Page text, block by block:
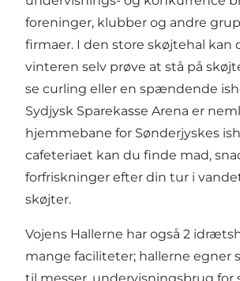
foreninger, klubber og andre
firmaer. I den store skøjtehal kan
vinteren selv prøve at stå på
se curling eller en spændende
Sydjysk Sparekasse Arena er
hjemmebane for Sønderjyskes
cafeteriaet kan du finde mad,
forfriskninger efter din tur i
skøjter.
Vojens Hallerne har også 2
mange faciliteter; hallerne egner